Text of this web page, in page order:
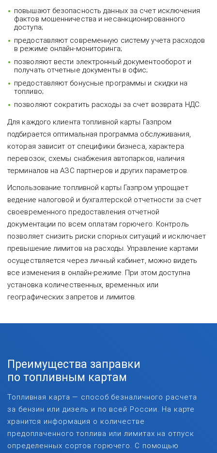
повышают безопасность данных за счет исключения
фактов мошенничества и несанкционированного
доступа;
предоставляют современную систему учета расходов
в режиме онлайн-мониторинга;
позволяют вести электронный документооборот и
получать отчетные документы в офис;
предоставляют бонусные программы и скидки на
топливо;
позволяют сократить расходы за счет возврата НДС.
Для каждого клиента топливной карты Газпром
подбирается оптимальная программа обслуживания,
которая зависит от специфики бизнеса, характера
перевозок, схемы снабжения автопарков, наличия
терминалов на АЗС партнеров и других параметров.
Использование топливной карты Газпром упрощает
ведение налоговой и бухгалтерской отчетности за счет
своевременного предоставления отчетной
документации по всем оплатам горючего. Контроль
позволяет снизить риски спорных ситуаций и исключает
превышение лимитов на расходы. Управление картами
осуществляется через личный кабинет, можно видеть
все изменения в онлайн-режиме. При этом доступна
установка количественных, временных или
географических запретов и лимитов.
Преимущества заправки
по топливным картам
Топливная карта — способ безналичного расчета
за бензин или дизель и по всей России. На карте
хранится информация о количестве
предоплаченного топлива или лимитах на отпуск
определенных сортов горючего. С помощью